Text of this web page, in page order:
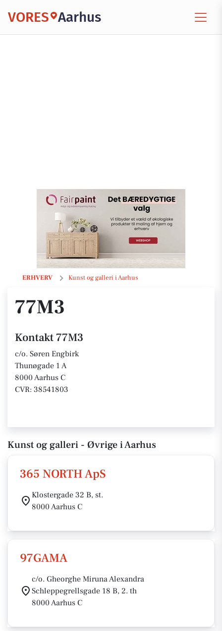
VORES Aarhus
ERHVERV Kunst og galleri i Aarhus
77M3
77M3
Kontakt 77M3
c/o. Søren Engbirk
Thunøgade 1 A
8000 Aarhus C
CVR: 38541803
Kunst og galleri - Øvrige i Aarhus
365 NORTH ApS
Klostergade 32 B, st.
8000 Aarhus C
97GAMA
c/o. Gheorghe Miruna Alexandra
Schleppegrellsgade 18 B, 2. th
8000 Aarhus C